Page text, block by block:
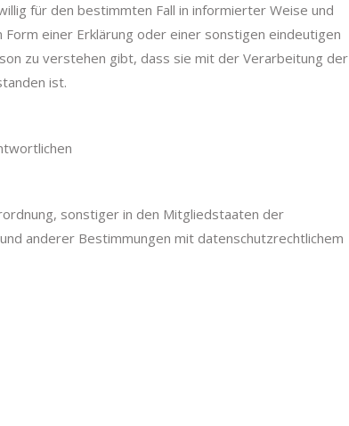
für den bestimmten Fall in informierter Weise und
einer Erklärung oder einer sonstigen eindeutigen
zu verstehen gibt, dass sie mit der Verarbeitung der
ist.
sonstiger in den Mitgliedstaaten der
anderer Bestimmungen mit datenschutzrechtlichem